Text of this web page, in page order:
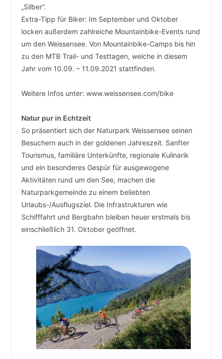
„Silber“.
Extra-Tipp für Biker: Im September und Oktober
locken außerdem zahlreiche Mountainbike-Events rund
um den Weissensee. Von Mountainbike-Camps bis hin
zu den MTB Trail- und Testtagen, welche in diesem
Jahr vom 10.09. – 11.09.2021 stattfinden.
Weitere Infos unter: www.weissensee.com/bike
Natur pur in Echtzeit
So präsentiert sich der Naturpark Weissensee seinen
Besuchern auch in der goldenen Jahreszeit. Sanfter
Tourismus, familiäre Unterkünfte, regionale Kulinarik
und ein besonderes Gespür für ausgewogene
Aktivitäten rund um den See, machen die
Naturparkgemeinde zu einem beliebten
Urlaubs-/Ausflugsziel. Die Infrastrukturen wie
Schifffahrt und Bergbahn bleiben heuer erstmals bis
einschließlich 31. Oktober geöffnet.